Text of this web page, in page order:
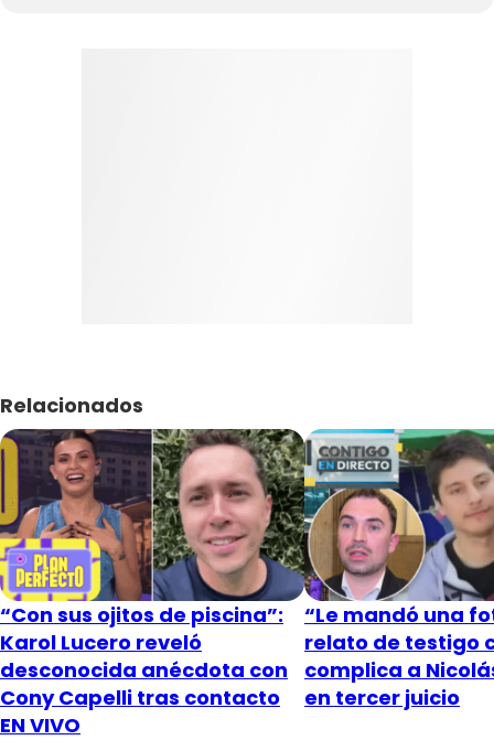
Relacionados
“Con sus ojitos de piscina”:
Karol Lucero reveló
desconocida anécdota con
Cony Capelli tras contacto
EN VIVO
“Le mandó una
relato de testigo
complica a
en tercer juicio